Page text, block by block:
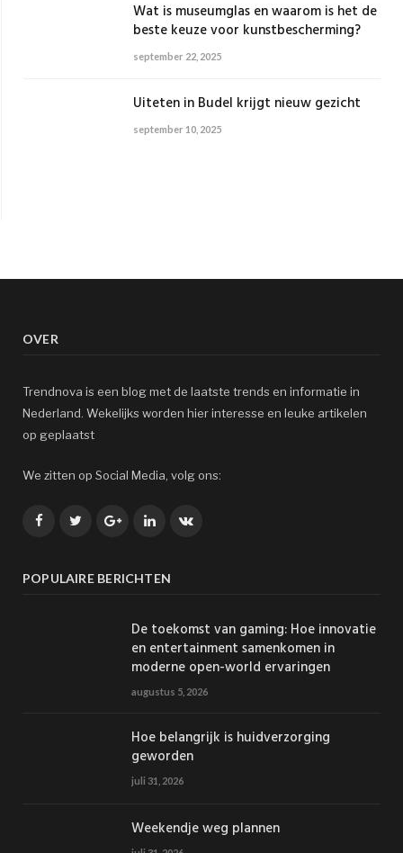
Wat is museumglas en waarom is het de
beste keuze voor kunstbescherming?
september 22, 2025
Uiteten in Budel krijgt nieuw gezicht
september 10, 2025
OVER
Trendnova is een blog met de laatste trends en informatie in
Nederland. Wekelijks worden hier interesse en leuke artikelen
op geplaatst
We zitten op Social Media, volg ons:
FacebookTwitterGoogle+LinkedInVK
POPULAIRE BERICHTEN
De toekomst van gaming: Hoe innovatie
en entertainment samenkomen in
moderne open-world ervaringen
augustus 5, 2026
Hoe belangrijk is huidverzorging
geworden
juli 31, 2026
Weekendje weg plannen